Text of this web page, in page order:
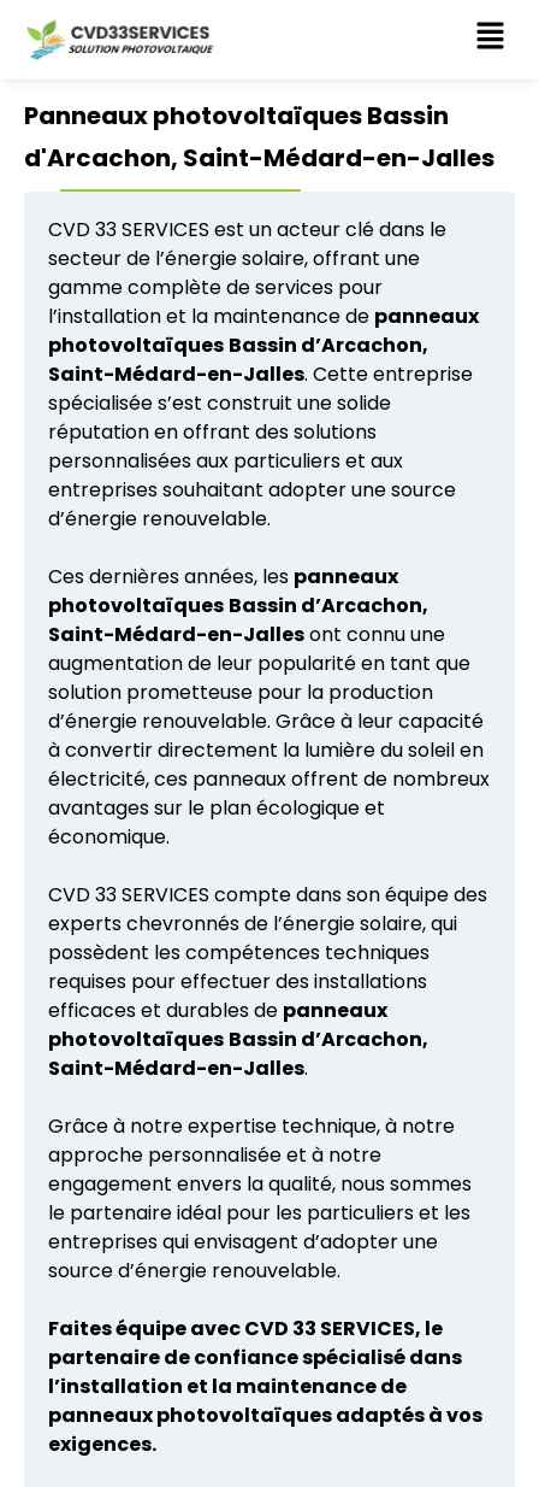
CVD 33 SERVICES
Panneaux photovoltaïques Bassin
d'Arcachon, Saint-Médard-en-Jalles
CVD 33 SERVICES est un acteur clé dans le
secteur de l’énergie solaire, offrant une
gamme complète de services pour
l’installation et la maintenance de panneaux
photovoltaïques Bassin d’Arcachon,
Saint-Médard-en-Jalles. Cette entreprise
spécialisée s’est construit une solide
réputation en offrant des solutions
personnalisées aux particuliers et aux
entreprises souhaitant adopter une source
d’énergie renouvelable.
Ces dernières années, les panneaux
photovoltaïques Bassin d’Arcachon,
Saint-Médard-en-Jallesont connu une
augmentation de leur popularité en tant que
solution prometteuse pour la production
d’énergie renouvelable. Grâce à leur capacité
à convertir directement la lumière du soleil en
électricité, ces panneaux offrent de nombreux
avantages sur le plan écologique et
économique.
CVD 33 SERVICES compte dans son équipe des
experts chevronnés de l’énergie solaire, qui
possèdent les compétences techniques
requises pour effectuer des installations
efficaces et durables de panneaux
photovoltaïques Bassin d’Arcachon,
Saint-Médard-en-Jalles.
Grâce à notre expertise technique, à notre
approche personnalisée et à notre
engagement envers la qualité, nous sommes
le partenaire idéal pour les particuliers et les
entreprises qui envisagent d’adopter une
source d’énergie renouvelable.
Faites équipe avec CVD 33 SERVICES, le
partenaire de confiance spécialisé dans
l’installation et la maintenance de
panneaux photovoltaïques adaptés à vos
exigences.